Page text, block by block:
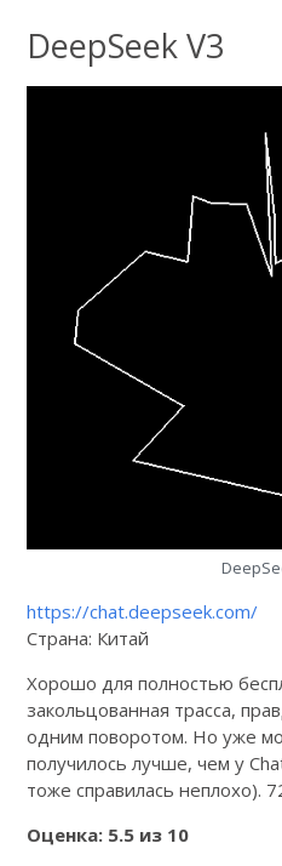
DeepSeek V3
https://chat.deepseek.com/
Страна: Китай
Хорошо для полностью
закольцованная трасса,
одним поворотом. Но уже
получилось лучше, чем у
тоже справилась неплохо).
Оценка: 5.5 из 10